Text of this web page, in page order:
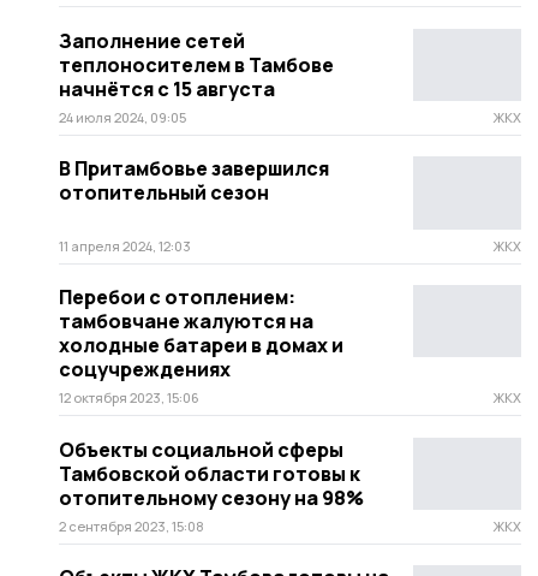
Заполнение сетей
теплоносителем в Тамбове
начнётся с 15 августа
24 июля 2024, 09:05 ЖКХ
В Притамбовье завершился
отопительный сезон
11 апреля 2024, 12:03 ЖКХ
Перебои с отоплением:
тамбовчане жалуются на
холодные батареи в домах и
соцучреждениях
12 октября 2023, 15:06 ЖКХ
Объекты социальной сферы
Тамбовской области готовы к
отопительному сезону на 98%
2 сентября 2023, 15:08 ЖКХ